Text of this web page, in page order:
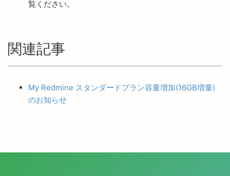
覧ください。
関連記事
My Redmine スタンダードプラン容量増加(16GB増量)
のお知らせ